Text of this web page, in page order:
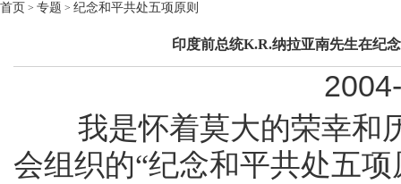
首页 > 专题 > 纪念和平共处五项原则
印度前总统K.R.纳拉亚南先生在纪
我是怀着莫大的荣幸和历
会组织的“纪念和平共处五